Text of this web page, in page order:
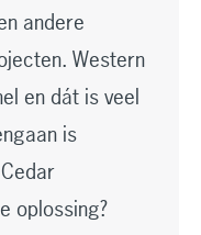
andere
Western
en dát is veel
is
oplossing?